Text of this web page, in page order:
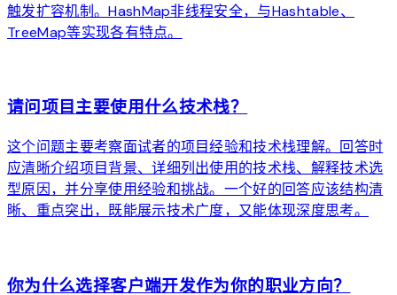
触发扩容机制。HashMap非线程安全，与Hashtable、
TreeMap等实现各有特点。
请问项目主要使用什么技术栈？
这个问题主要考察面试者的项目经验和技术栈理解。回答时
应清晰介绍项目背景、详细列出使用的技术栈、解释技术选
型原因，并分享使用经验和挑战。一个好的回答应该结构清
晰、重点突出，既能展示技术广度，又能体现深度思考。
你为什么选择客户端开发作为你的职业方向？